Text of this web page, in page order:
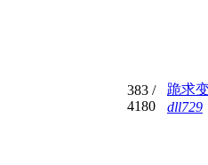
383 /
4180
跪求
dll729